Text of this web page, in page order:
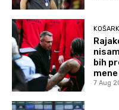
bih
7 Aug